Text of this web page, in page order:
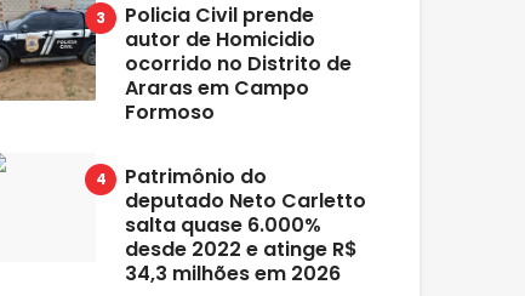
Policia Civil prende
autor de Homicidio
ocorrido no Distrito de
Araras em Campo
Formoso
Patrimônio do
deputado Neto Carletto
salta quase 6.000%
desde 2022 e atinge R$
34,3 milhões em 2026